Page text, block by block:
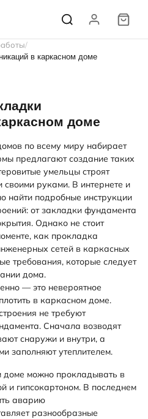
в каркасном доме
доме
по всему миру набирает
предлагают создание таких
умельцы строят
руками. В интернете и
найти подробные инструкции
от закладки фундамента
Однако не стоит
как прокладка
сетей в каркасных
требования, которые следует
дома.
— это невероятное
в каркасном доме.
не требуют
Сначала возводят
снаружи и внутри, а
заполняют утеплителем.
можно прокладывать в
и гипсокартоном. В последнем
аварию
разнообразные